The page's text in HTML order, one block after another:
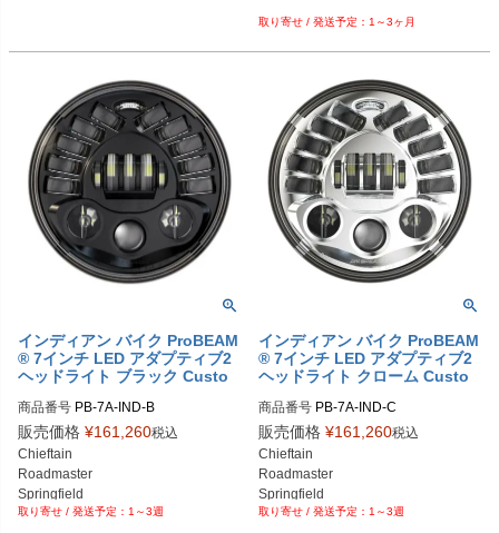
1～3ヶ月
インディアン バイク ProBEAM
® 7インチ LED アダプティブ2
ヘッドライト ブラック Custo
商品番号 PB-7A-IND-B
販売価格 ¥161,260税込
Chieftain
Roadmaster
Springfield
Challenge
1～3週
インディアン バイク ProBEAM
® 7インチ LED アダプティブ2
ヘッドライト クローム Custo
商品番号 PB-7A-IND-C
販売価格 ¥161,260税込
Chieftain
Roadmaster
Springfield
Challenge
1～3週